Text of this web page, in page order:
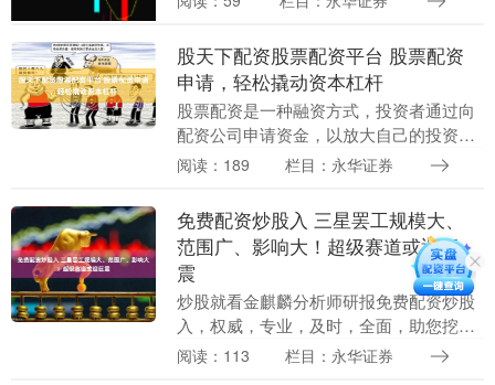
倍杠杆，....
股天下配资股票配资平台 股票配资
申请，轻松撬动资本杠杆
股票配资是一种融资方式，投资者通过向
配资公司申请资金，以放大自己的投资资
金，从而获得更高的收益。股票配资申请
为投资者提供了撬....
阅读：189 栏目：永华证券
免费配资炒股入 三星罢工规模大、
范围广、影响大！超级赛道或迎巨
震
炒股就看金麒麟分析师研报免费配资炒股
入，权威，专业，及时，全面，助您挖掘
潜力主题机会！ **放大收益：**通过使用
阅读：113 栏目：永华证券